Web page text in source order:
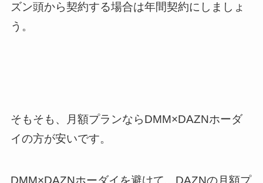
ズン頭から契約する場合は年間契約にしましょ
う。
そもそも、月額プランならDMM×DAZNホーダ
イの方が安いです。
DMM×DAZNホーダイを避けて、DAZNの月額プ